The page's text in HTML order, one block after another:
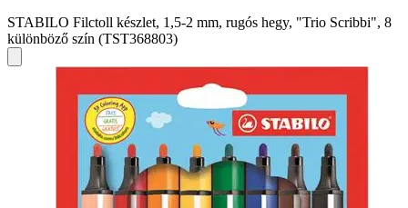
STABILO Filctoll készlet, 1,5-2 mm, rugós hegy, "Trio Scribbi", 8
különböző szín (TST368803)